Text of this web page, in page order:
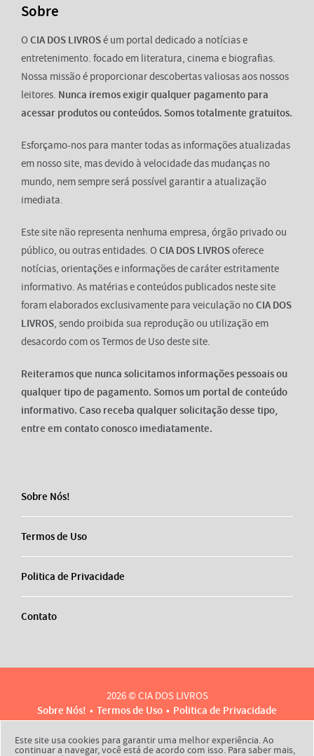
Sobre
OCIA DOS LIVROSé um portal dedicado a notícias e
entretenimento. focado em literatura, cinema e biografias.
Nossa missão é proporcionar descobertas valiosas aos nossos
leitores. Nunca iremos exigir qualquer pagamento para
acessar produtos ou conteúdos. Somos totalmente gratuitos.
Esforçamo-nos para manter todas as informações atualizadas
em nosso site, mas devido à velocidade das mudanças no
mundo, nem sempre será possível garantir a atualização
imediata.
Este site não representa nenhuma empresa, órgão privado ou
público, ou outras entidades. OCIA DOS LIVROSoferece
notícias, orientações e informações de caráter estritamente
informativo. As matérias e conteúdos publicados neste site
foram elaborados exclusivamente para veiculação noCIA DOS
LIVROS, sendo proibida sua reprodução ou utilização em
desacordo com os Termos de Uso deste site.
Reiteramos que nunca solicitamos informações pessoais ou
qualquer tipo de pagamento. Somos um portal de conteúdo
informativo. Caso receba qualquer solicitação desse tipo,
entre em contato conosco imediatamente.
Sobre Nós!
Termos de Uso
Politica de Privacidade
Contato
2026 © CIA DOS LIVROS
Sobre Nós!
Termos de Uso
Politica de Privacidade
Contato
Este site usa cookies para garantir uma melhor experiência. Ao
continuar a navegar, você está de acordo com isso. Para saber mais,